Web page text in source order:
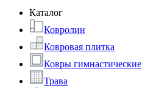
Каталог
Ковролин
Ковровая плитка
Ковры гимнастические
Трава